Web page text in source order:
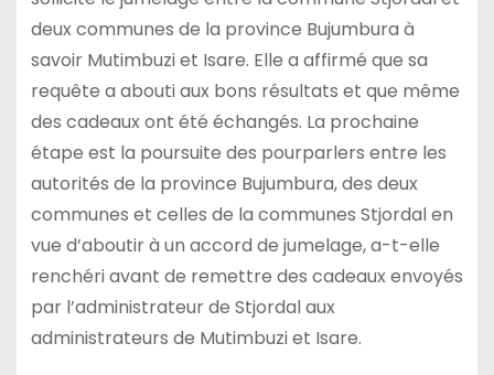
deux communes de la province Bujumbura à
savoir Mutimbuzi et Isare. Elle a affirmé que sa
requête a abouti aux bons résultats et que même
des cadeaux ont été échangés. La prochaine
étape est la poursuite des pourparlers entre les
autorités de la province Bujumbura, des deux
communes et celles de la communes Stjordal en
vue d’aboutir à un accord de jumelage, a-t-elle
renchéri avant de remettre des cadeaux envoyés
par l’administrateur de Stjordal aux
administrateurs de Mutimbuzi et Isare.